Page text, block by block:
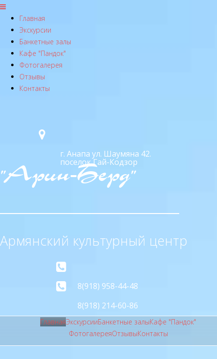
Главная
Экскурсии
Банкетные залы
Кафе "Пандок"
Фотогалерея
Отзывы
Контакты
г. Анапа ул. Шаумяна 42.
поселок Гай-Кодзор
"Арин-Берд"
Армянский культурный центр
8(918) 958-44-48
8(918) 214-60-86
ГлавнаяЭкскурсииБанкетные залыКафе "Пандок"
ФотогалереяОтзывыКонтакты